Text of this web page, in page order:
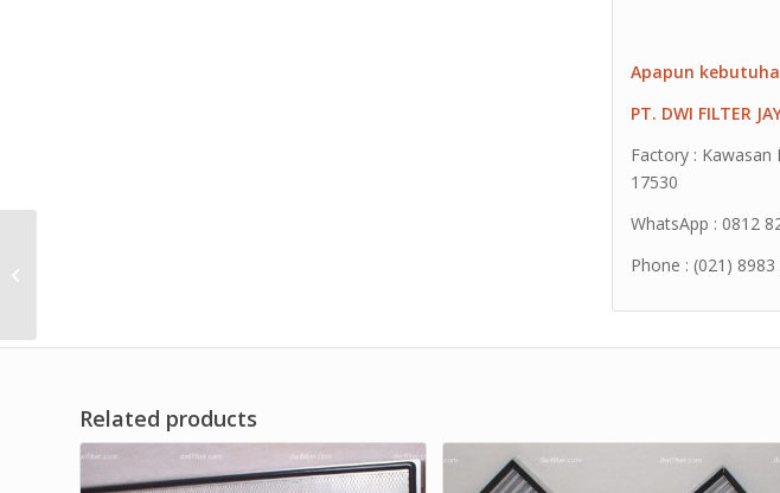
Apapun
PT. DWI FILTER
Factory : Kawasan
17530
WhatsApp : 0812
Phone : (021) 8983
Related products